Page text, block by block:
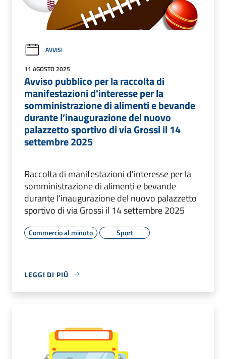
AVVISI
11 AGOSTO 2025
Avviso pubblico per la raccolta di
manifestazioni d'interesse per la
somministrazione di alimenti e bevande
durante l’inaugurazione del nuovo
palazzetto sportivo di via Grossi il 14
settembre 2025
Raccolta di manifestazioni d'interesse per la
somministrazione di alimenti e bevande
durante l’inaugurazione del nuovo palazzetto
sportivo di via Grossi il 14 settembre 2025
Commercio al minuto Sport
LEGGI DI PIÙ